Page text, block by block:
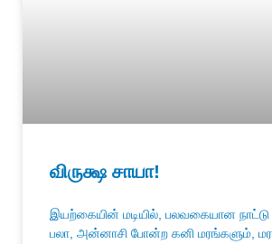
விருக்ஷ சாயா!
இயற்கையின் மடியில், பலவகையான நாட்டு
பலா, அன்னாசி போன்ற கனி மரங்களும்,